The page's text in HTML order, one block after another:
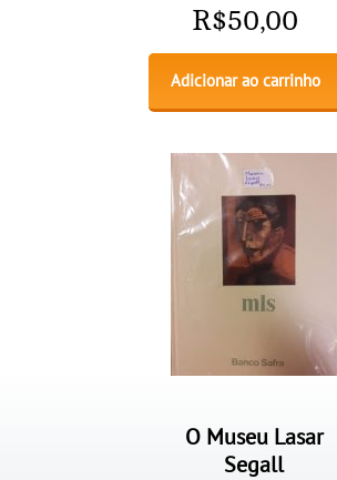
R$50,00
Adicionar ao carrinho
O Museu Lasar
Segall